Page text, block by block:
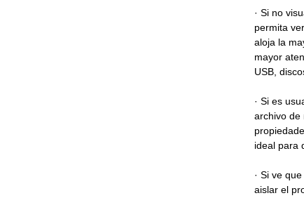
· Si no
permita
aloja la
mayor
USB,
· Si es
archivo de
ideal para
· Si ve
aislar el